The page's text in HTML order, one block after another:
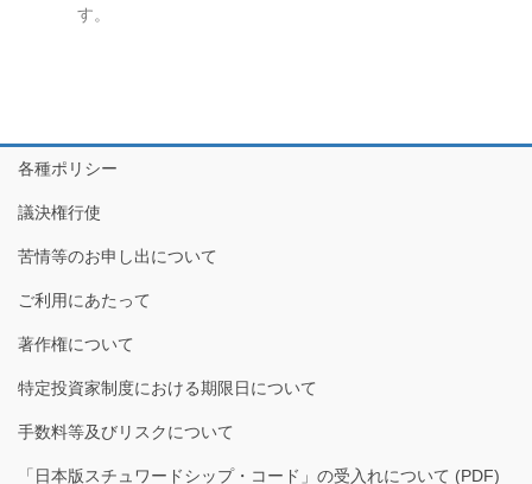
す。
各種ポリシー
議決権行使
苦情等のお申し出について
ご利用にあたって
著作権について
特定投資家制度における期限日について
手数料等及びリスクについて
「日本版スチュワードシップ・コード」の受入れについて (PDF)